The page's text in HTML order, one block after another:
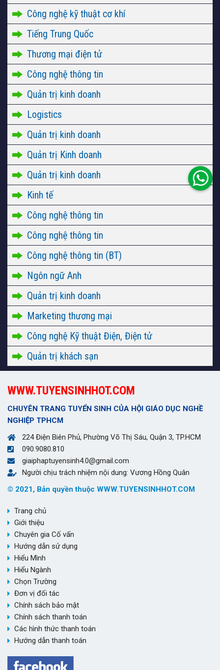
Công nghệ kỹ thuật cơ khí
Tiếng Trung Quốc
Thương mại điện tử
Công nghệ thông tin
Quản trị kinh doanh
Logistics
Quản trị kinh doanh
Quản trị Kinh doanh
Quản trị kinh doanh
Kinh tế
Công nghệ thông tin
Công nghệ thông tin
Công nghệ thông tin (BT)
Ngôn ngữ Anh
Quản trị kinh doanh
Marketing thương mại
Công nghệ Kỹ thuật Điện, Điện tử
Quản trị khách sạn
WWW.TUYENSINHHOT.COM
CHUYÊN TRANG TUYỂN SINH CỦA HỘI GIÁO DỤC NGHỀ
NGHIỆP TPHCM
224 Điện Biên Phủ, Phường Võ Thị Sáu, Quận 3, TP.HCM
090.9080.810
giaiphaptuyensinh4.0@gmail.com
Người chịu trách nhiệm nội dung: Vương Hồng Quân
© 2021, Bản quyền thuộc WWW.TUYENSINHHOT.COM
Trang chủ
Giới thiệu
Chuyên gia Cố vấn
Hướng dẫn sử dụng
Hiểu Mình
Hiểu Ngành
Chọn Trường
Đơn vị đối tác
Chính sách bảo mật
Chính sách thanh toán
Các hình thức thanh toán
Hướng dẫn thanh toán